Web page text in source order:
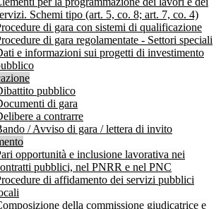
Schemi tipo (art. 5, co. 8; art. 7, co. 4)
di gara con sistemi di qualificazione
di gara regolamentate - Settori speciali
e informazioni sui progetti di investimento
pubblico
di gara
a contrarre
/ Avviso di gara / lettera di invito
opportunità e inclusione lavorativa nei
pubblici, nel PNRR e nel PNC
di affidamento dei servizi pubblici
della commissione giudicatrice e